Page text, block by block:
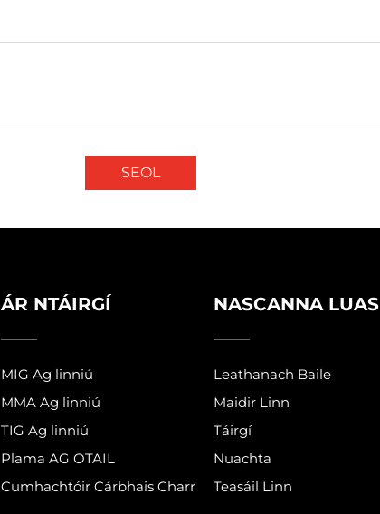
SEOL
ÁR NTÁIRGÍ
MIG Ag linniú
MMA Ag linniú
TIG Ag linniú
Plama AG OTAIL
Cumhachtóir Cárbhais Charr
NASCANNA LUAS
Leathanach Baile
Maidir Linn
Táirgí
Nuachta
Teasáil Linn